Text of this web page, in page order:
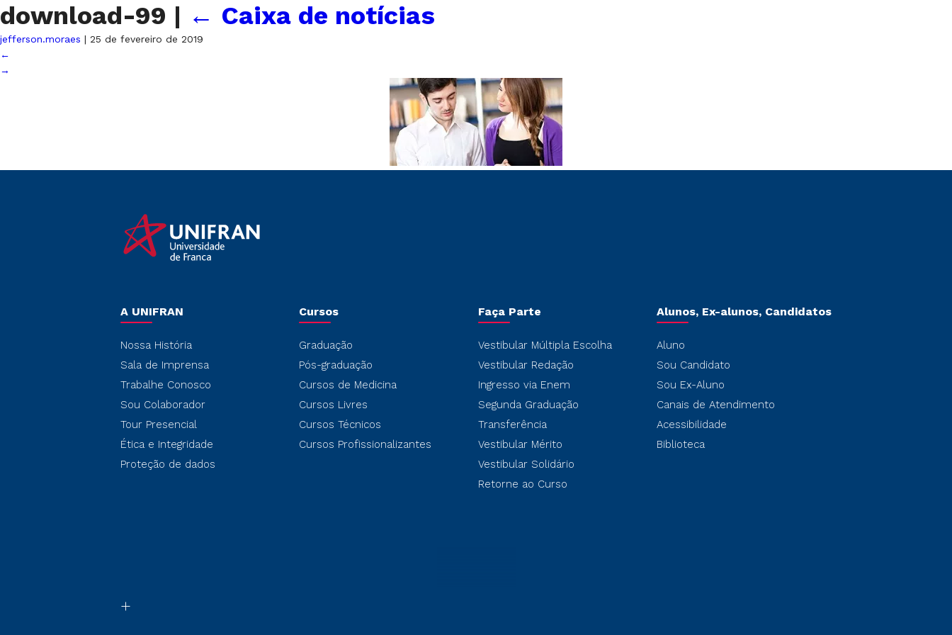
download-99 | ← Caixa de notícias
jefferson.moraes | 25 de fevereiro de 2019
←
→
A UNIFRAN
Nossa História
Sala de Imprensa
Trabalhe Conosco
Sou Colaborador
Tour Presencial
Ética e Integridade
Proteção de dados
Cursos
Graduação
Pós-graduação
Cursos de Medicina
Cursos Livres
Cursos Técnicos
Cursos Profissionalizantes
Faça Parte
Vestibular Múltipla Escolha
Vestibular Redação
Ingresso via Enem
Segunda Graduação
Transferência
Vestibular Mérito
Vestibular Solidário
Retorne ao Curso
Alunos, Ex-alunos, Candidatos
Aluno
Sou Candidato
Sou Ex-Aluno
Canais de Atendimento
Acessibilidade
Biblioteca